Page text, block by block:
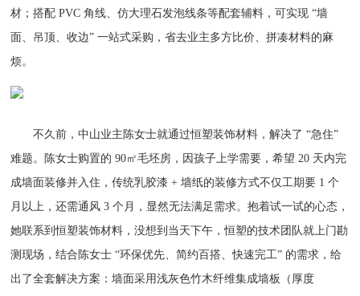
材；搭配 PVC 角线、仿大理石发泡线条等配套辅料，可实现 “墙
面、吊顶、收边” 一站式采购，省去业主多方比价、拼凑材料的麻
烦。​
不久前，中山业主陈女士就通过恒塑装饰材料，解决了 “急住”
难题。陈女士购置的 90㎡毛坯房，因孩子上学需要，希望 20 天内完
成墙面装修并入住，传统乳胶漆 + 墙纸的装修方式不仅工期要 1 个
月以上，还需通风 3 个月，显然无法满足需求。抱着试一试的心态，
她联系到恒塑装饰材料，没想到当天下午，恒塑的技术团队就上门勘
测现场，结合陈女士 “环保优先、简约百搭、快速完工” 的需求，给
出了全套解决方案：墙面采用浅灰色竹木纤维集成墙板（厚度